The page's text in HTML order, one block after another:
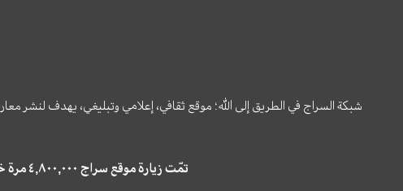
شبكة السراج في الطريق إلى الله؛ موقع ثقافي، إعلامي وتبليغي، يهدف لنشر
تمّت زيارة موقع سراج ٤,٨٠٠,٠٠٠ مرة خلال الستة أشهر الماضية، كما ظهر في نتائج البحث في محركات البحث٢٢,٢٩٠,٠٠٠ مرّة.